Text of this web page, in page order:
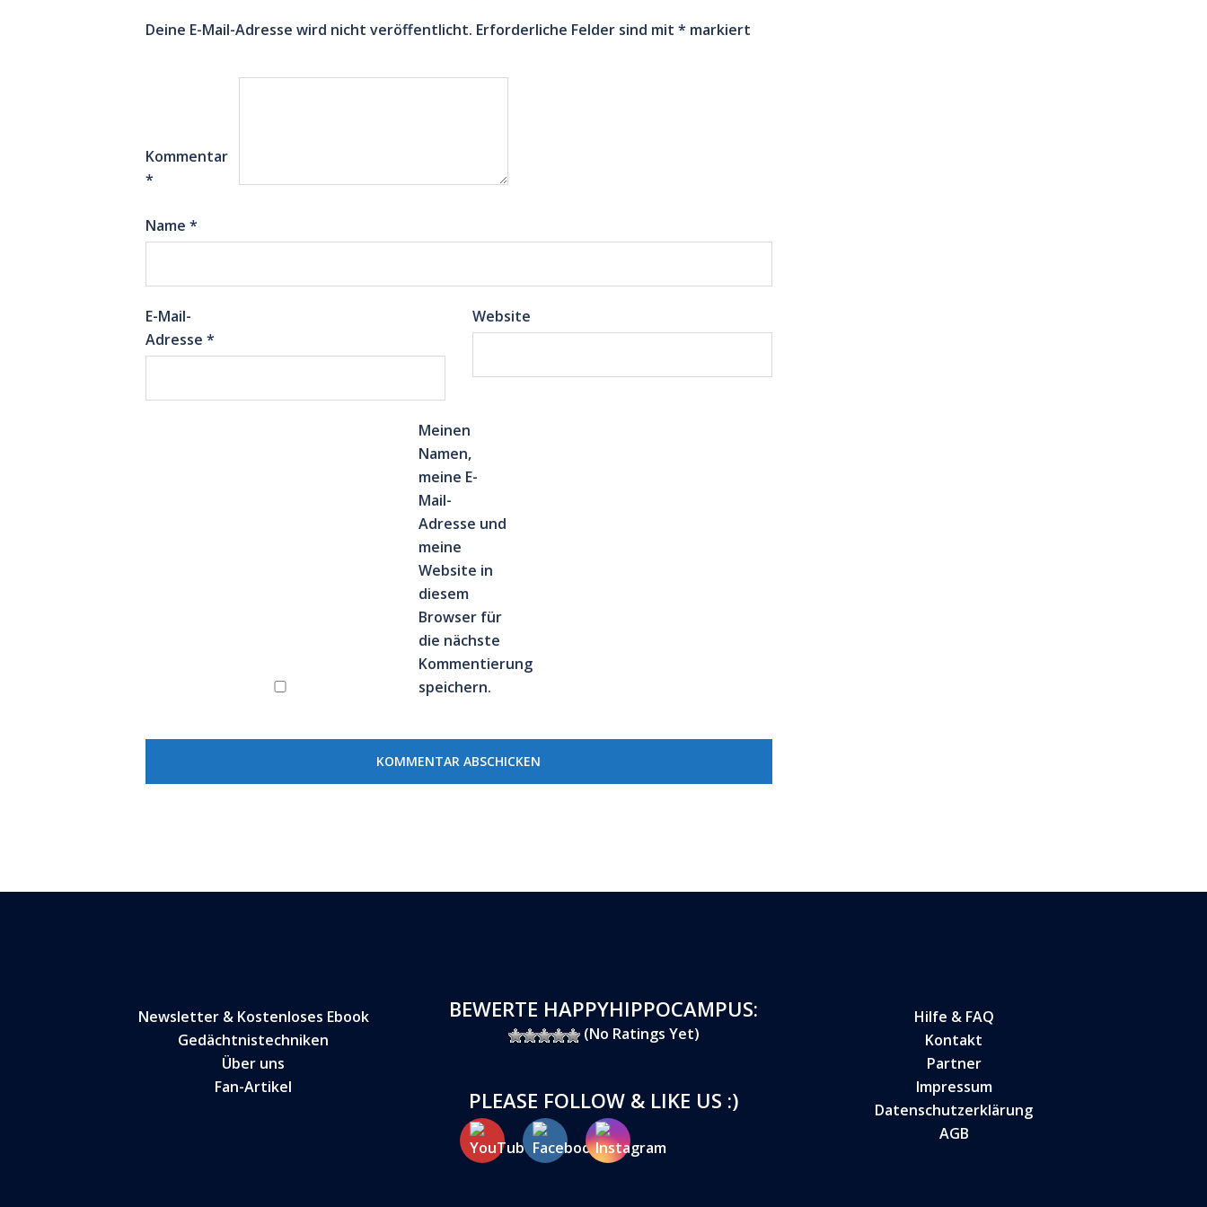
Deine E-Mail-Adresse wird nicht veröffentlicht. Erforderliche Felder sind mit * markiert
Kommentar
*
Name *
E-Mail-
Adresse *
Website
Meinen
Namen,
meine E-
Mail-
Adresse und
meine
Website in
diesem
Browser für
die nächste
Kommentierung
speichern.
Newsletter & Kostenloses Ebook
Gedächtnistechniken
Über uns
Fan-Artikel
BEWERTE HAPPYHIPPOCAMPUS:
(No Ratings Yet)
PLEASE FOLLOW & LIKE US :)
Hilfe & FAQ
Kontakt
Partner
Impressum
Datenschutzerklärung
AGB